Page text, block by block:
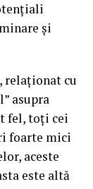
și
relaționat cu
asupra
fel, toți cei
foarte mici
aceste
este altă